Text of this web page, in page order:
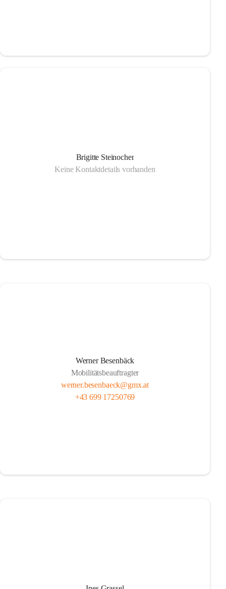
Brigitte Steinocher
Keine Kontaktdetails vorhanden
Werner Besenbäck
Mobilitätsbeauftragter
werner.besenbaeck@gmx.at
+43 699 17250769